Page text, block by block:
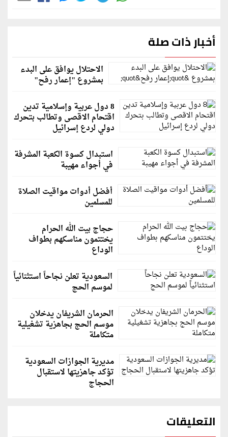
أخبار ذات صلة
الاحتلال يوافق على البدء
بمشروع "إعمار رفح"
8 دول عربية وإسلامية تدين
اقتحام الاقصى وتطالب بتحرك
دولي لردع إسرائيل
استبدال كسوة الكعبة المشرفة
في أجواء مهيبة
أفضل أدوات مواقيت الصلاة
للمسلمين
حجاج بيت الله الحرام
يختتمون مناسكهم بطواف
الوداع
السعودية تعلن نجاحاً استثنائياً
لموسم الحج
الحرمان الشريفان يدخلان
موسم الحج بجاهزية تشغيلية
متكاملة
مديرية الجوازات السعودية
تؤكد جاهزيتها لاستقبال
الحجاج
التعليقات